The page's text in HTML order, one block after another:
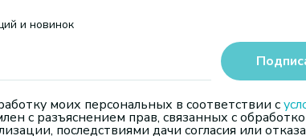
и новинок
моих персональных в соответствии с
с разъяснением прав, связанных с
последствиями дачи согласия или